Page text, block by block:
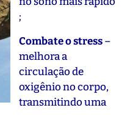
;
Combate o stress–
melhora a
circulação de
oxigênio no corpo,
transmitindo uma